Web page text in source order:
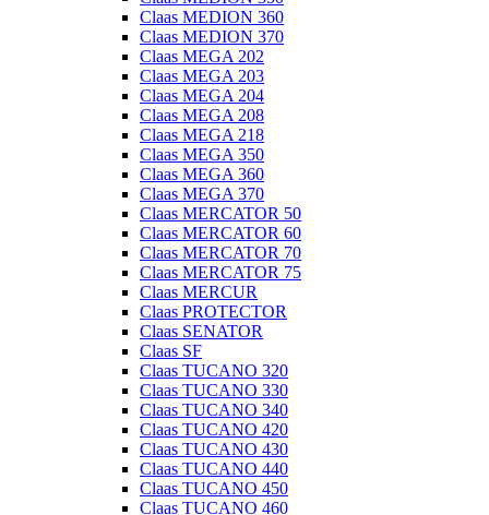
Claas MEDION 360
Claas MEDION 370
Claas MEGA 202
Claas MEGA 203
Claas MEGA 204
Claas MEGA 208
Claas MEGA 218
Claas MEGA 350
Claas MEGA 360
Claas MEGA 370
Claas MERCATOR 50
Claas MERCATOR 60
Claas MERCATOR 70
Claas MERCATOR 75
Claas MERCUR
Claas PROTECTOR
Claas SENATOR
Claas SF
Claas TUCANO 320
Claas TUCANO 330
Claas TUCANO 340
Claas TUCANO 420
Claas TUCANO 430
Claas TUCANO 440
Claas TUCANO 450
Claas TUCANO 460